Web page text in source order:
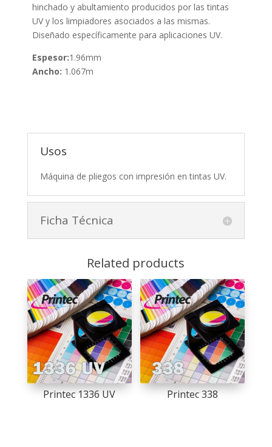
hinchado y abultamiento producidos por las tintas
UV y los limpiadores asociados a las mismas.
Diseñado específicamente para aplicaciones UV.
Espesor:1.96mm
Ancho: 1.067m
Usos
Máquina de pliegos con impresión en tintas UV.
Ficha Técnica
Related products
Printec 1336 UV Printec 338